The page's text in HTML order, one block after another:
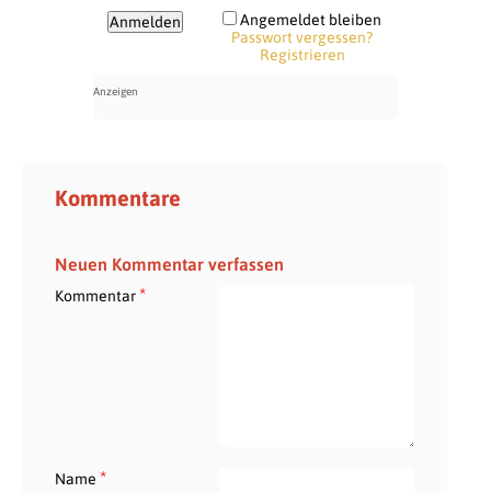
Angemeldet bleiben
Passwort vergessen?
Registrieren
Kommentare
Neuen Kommentar verfassen
Kommentar*
Name *